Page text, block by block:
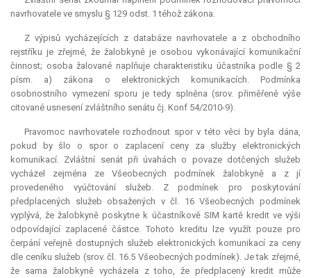
navrhovatele ve smyslu § 129 odst. 1 téhož zákona.
Z výpisů vycházejících z databáze navrhovatele a z obchodního
rejstříku je zřejmé, že žalobkyně je osobou vykonávající komunikační
činnost; osoba žalované naplňuje charakteristiku účastníka podle § 2
písm. a) zákona o elektronických komunikacích. Podmínka
osobnostního vymezení sporu je tedy splněna (srov. přiměřeně výše
citované usnesení zvláštního senátu čj. Konf 54/2010-9).
Pravomoc navrhovatele rozhodnout spor v této věci by byla dána,
pokud by šlo o spor o zaplacení ceny za služby elektronických
komunikací. Zvláštní senát při úvahách o povaze dotčených služeb
vycházel zejména ze Všeobecných podmínek žalobkyně a z jí
provedeného vyúčtování služeb. Z podmínek pro poskytování
předplacených služeb obsažených v čl. 16 Všeobecných podmínek
vyplývá, že žalobkyně poskytne k účastníkově SIM kartě kredit ve výši
odpovídající zaplacené částce. Tohoto kreditu lze využít pouze pro
čerpání veřejně dostupných služeb elektronických komunikací za ceny
dle ceníku služeb (srov. čl. 16.5 Všeobecných podmínek). Je tak zřejmé,
že sama žalobkyně vycházela z toho, že předplacený kredit může